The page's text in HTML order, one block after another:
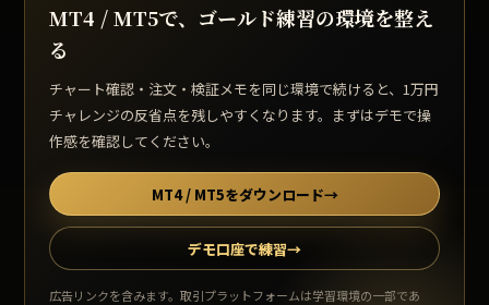
MT4 / MT5で、ゴールド練習の環境を整え
る
チャート確認・注文・検証メモを同じ環境で続けると、1万円
チャレンジの反省点を残しやすくなります。まずはデモで操
作感を確認してください。
MT4 / MT5をダウンロード→
デモ口座で練習→
広告リンクを含みます。取引プラットフォームは学習環境の一部であ